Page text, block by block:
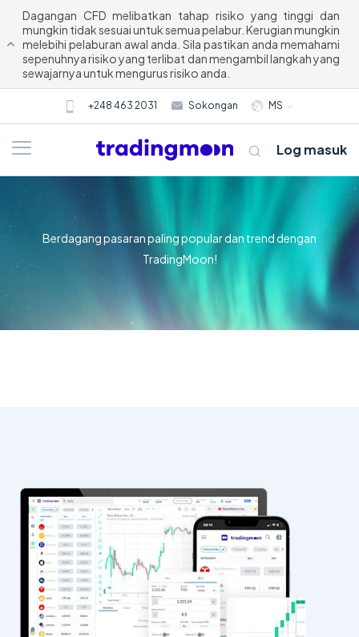
Dagangan CFD melibatkan tahap risiko yang tinggi dan
mungkin tidak sesuai untuk semua pelabur. Kerugian mungkin
melebihi pelaburan awal anda. Sila pastikan anda memahami
sepenuhnya risiko yang terlibat dan mengambil langkah yang
sewajarnya untuk mengurus risiko anda.
+248 463 2031 Sokongan MS
Tentang kami
Bantuan
Log masuk
Berdagang pasaran paling popular dan trend dengan
TradingMoon!